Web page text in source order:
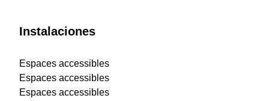
Instalaciones
Espaces accessibles
Espaces accessibles
Espaces accessibles